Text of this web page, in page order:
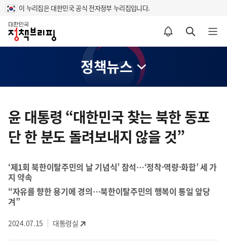
이 누리집은 대한민국 공식 전자정부 누리집입니다.
홈
알림설정 바로가기 검색 바로가기 메뉴 열기
정책뉴스
텐
츠
영
윤 대통령 “대한민국 찾는 북한 동포
단 한 분도 돌려보내지 않을 것”
‘제1회 북한이탈주민의 날 기념식’ 참석…‘정착·역량·화합’ 세 가
지 약속
“자유를 향한 용기에 경의…북한이탈주민의 행복이 통일 앞당
겨”
2024.07.15 대통령실